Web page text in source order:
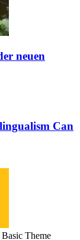
neuen
Can
Basic Theme